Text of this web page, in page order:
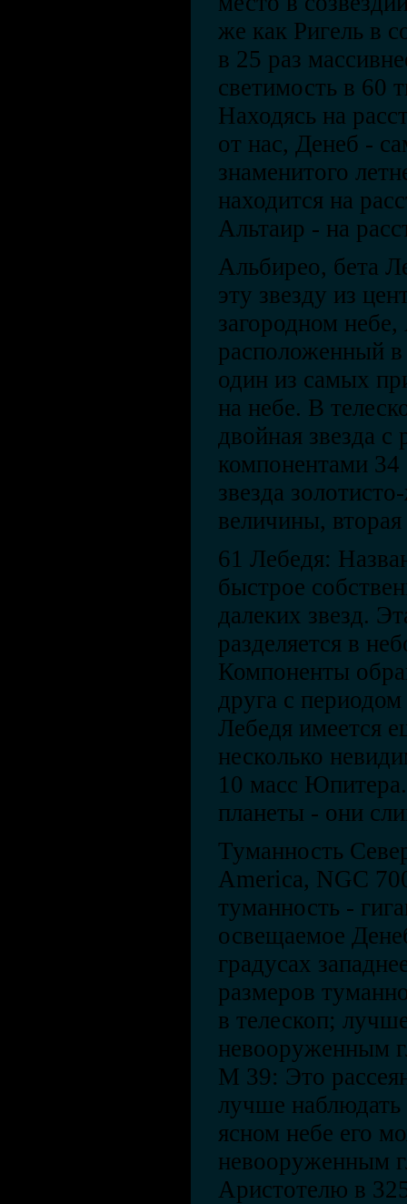
же как Ригель в
в 25 раз
светимость в 60
Находясь на
от нас, Денеб -
знаменитого
находится на
Альтаир - на
Альбирео, бета
эту звезду из
загородном
расположенный
один из самых
на небе. В
двойная звезда
компонентами
звезда
величины,
61 Лебедя:
быстрое
далеких звезд.
разделяется в
Компоненты
друга с
Лебедя имеется
несколько
10 масс
планеты - они
Туманность
America, NGC
туманность -
освещаемое
градусах
размеров
в телескоп;
невооруженным
М 39: Это
лучше наблюдать
ясном небе его
невооруженным
Аристотелю в